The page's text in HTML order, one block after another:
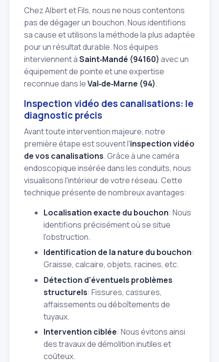
Chez Albert et Fils, nous ne nous contentons
pas de dégager un bouchon. Nous identifions
sa cause et utilisons la méthode la plus adaptée
pour un résultat durable. Nos équipes
interviennent àSaint‑Mandé (94160) avec un
équipement de pointe et une expertise
reconnue dans leVal‑de‑Marne (94).
Inspection vidéo des canalisations: le
diagnostic précis
Avant toute intervention majeure, notre
première étape est souvent l'inspection vidéo
de vos canalisations. Grâce à une caméra
endoscopique insérée dans les conduits, nous
visualisons l'intérieur de votre réseau. Cette
technique présente de nombreux avantages:
Localisation exacte du bouchon: Nous
identifions précisément où se situe
l'obstruction.
Identification de la nature du bouchon:
Graisse, calcaire, objets, racines, etc.
Détection d'éventuels problèmes
structurels: Fissures, cassures,
affaissements ou déboîtements de
tuyaux.
Intervention ciblée: Nous évitons ainsi
des travaux de démolition inutiles et
coûteux.